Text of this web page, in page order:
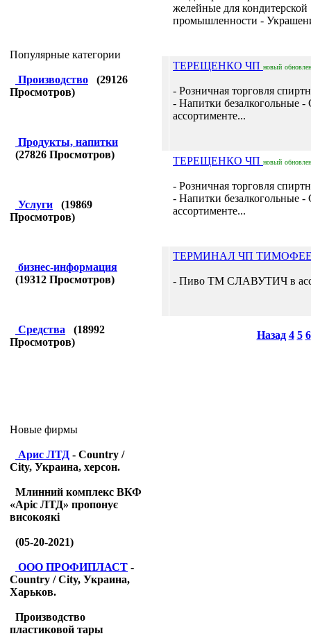
Популярные категории
Производство (29126
Просмотров)
Продукты, напитки
(27826 Просмотров)
Услуги (19869
Просмотров)
бизнес-информация
(19312 Просмотров)
Средства (18992
Просмотров)
Новые фирмы
Арис ЛТД - Country /
City, Украина, херсон.
Млинний комплекс ВКФ
«Аріс ЛТД» пропонує
високоякі
(05-20-2021)
ООО ПРОФИПЛАСТ -
Country / City, Украина,
Харьков.
Производство
пластиковой тары
желейные для кондитерской
промышленности -
ТЕРЕЩЕНКО ЧП новый
- Розничная торговля
- Напитки безалкогольные -
ассортименте...
ТЕРЕЩЕНКО ЧП новый
- Розничная торговля
- Напитки безалкогольные -
ассортименте...
ТЕРМИНАЛ ЧП
- Пиво ТМ СЛАВУТИЧ в
Назад 4 5 6